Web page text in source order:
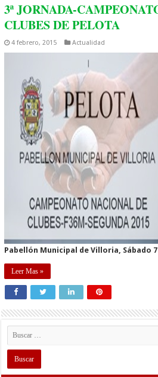
3ª JORNADA-
CLUBES DE PELOTA
4 febrero, 2015 Actualidad
Pabellón Municipal de Villoria, Sábado
Leer Mas »